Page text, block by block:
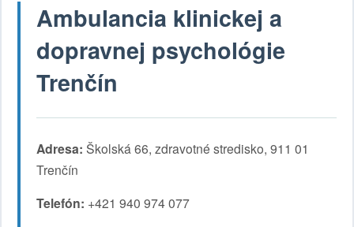
Ambulancia klinickej a
dopravnej psychológie
Trenčín
Adresa: Školská 66, zdravotné stredisko, 911 01
Trenčín
Telefón: +421 940 974 077